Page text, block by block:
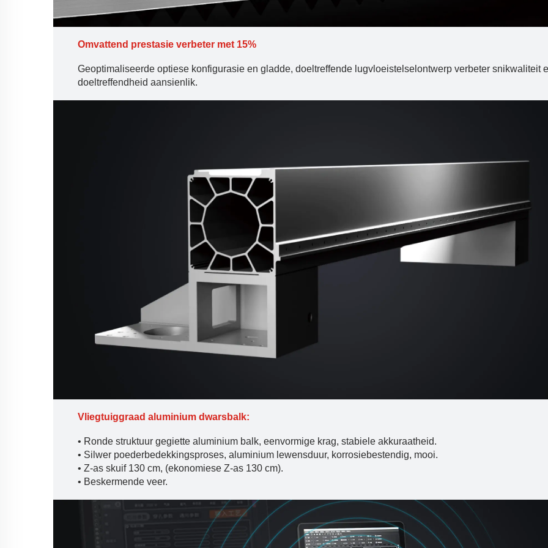
Omvattend prestasie verbeter met 15%
Geoptimaliseerde optiese konfigurasie en gladde, doeltreffende lugvloeistelselontwerp verbeter snikwaliteit
doeltreffendheid aansienlik.
Vliegtuiggraad aluminium dwarsbalk:
• Ronde struktuur gegiette aluminium balk, eenvormige krag, stabiele akkuraatheid.
• Silwer poederbedekkingsproses, aluminium lewensduur, korrosiebestendig, mooi.
• Z-as skuif 130 cm, (ekonomiese Z-as 130 cm).
• Beskermende veer.